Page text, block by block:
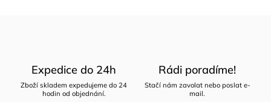
Expedice do 24h
Zboží skladem expedujeme do 24
hodin od objednání.
Rádi poradíme!
Stačí nám zavolat nebo poslat e-
mail.